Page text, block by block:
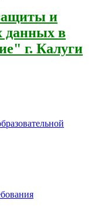
и
данных в
г. Калуги